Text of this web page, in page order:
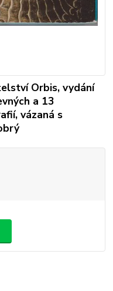
Orbis, vydání
a 13
vázaná s